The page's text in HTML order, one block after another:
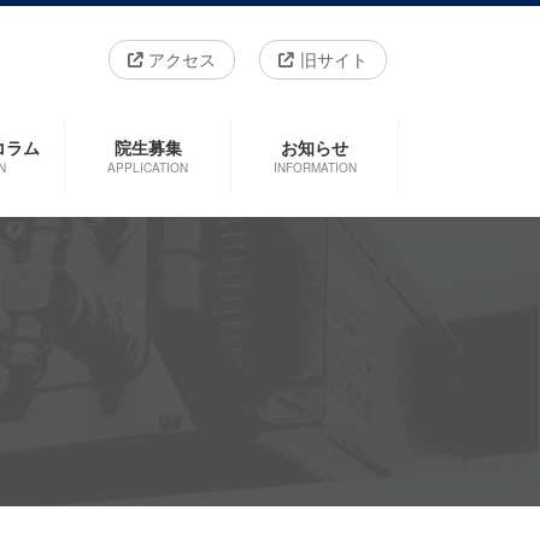
アクセス 旧サイト
ラム 院生募集
APPLICATION
お知らせ
INFORMATION